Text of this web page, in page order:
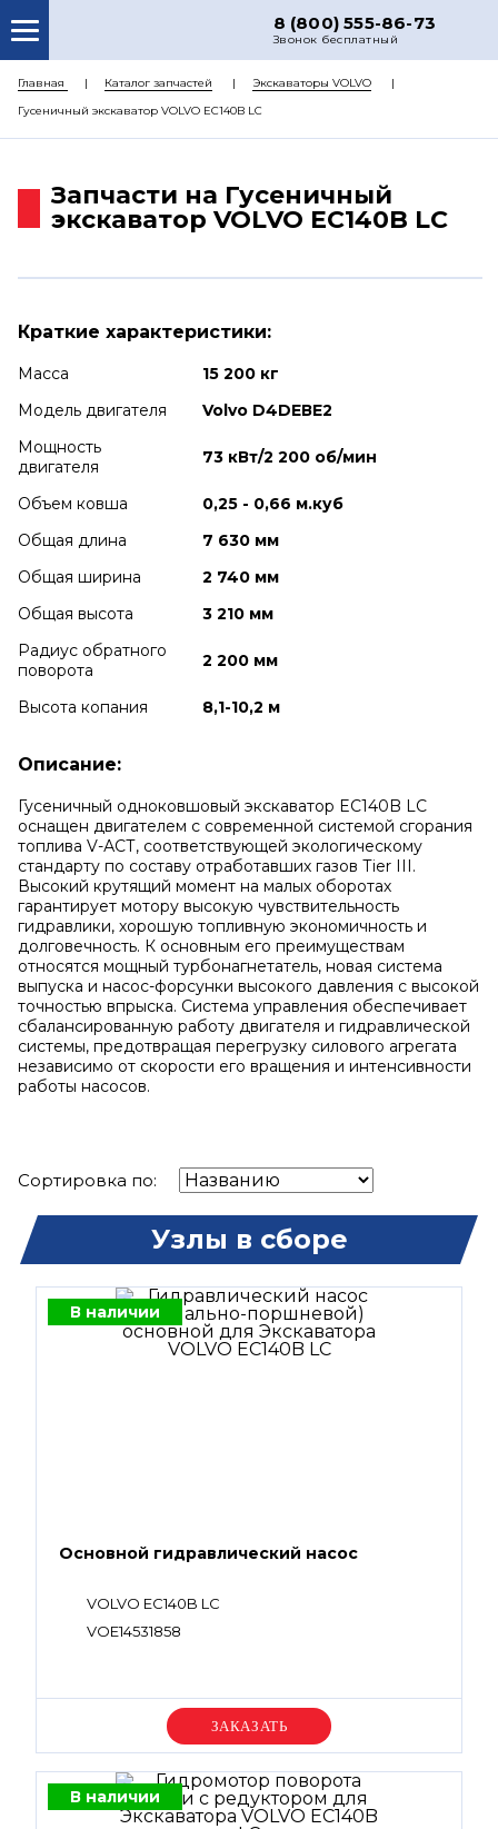
8 (800) 555-86-73
Звонок бесплатный
О НАС
КАТАЛОГ ЗАПЧАСТЕЙ
ДОСТАВКА
Главная Каталог запчастей
Экскаваторы VOLVO
Гусеничный экскаватор VOLVO EC140B LC
Запчасти на Гусеничный
экскаватор VOLVO EC140B LC
Краткие характеристики:
Масса
15 200 кг
Модель двигателя
Volvo D4DEВE2
Мощность
двигателя
73 кВт/2 200 об/мин
Объем ковша
0,25 - 0,66 м.куб
Общая длина
7 630 мм
Общая ширина
2 740 мм
Общая высота
3 210 мм
Радиус обратного
поворота
2 200 мм
Высота копания 8,1-10,2 м
Описание:
Гусеничный одноковшовый экскаватор EC140B LC
оснащен двигателем с современной системой сгорания
топлива V-АСТ, соответствующей экологическому
стандарту по составу отработавших газов Тier III.
Высокий крутящий момент на малых оборотах
гарантирует мотору высокую чувствительность
гидравлики, хорошую топливную экономичность и
долговечность. К основным его преимуществам
относятся мощный турбонагнетатель, новая система
выпуска и насос-форсунки высокого давления с высокой
точностью впрыска. Система управления обеспечивает
сбалансированную работу двигателя и гидравлической
системы, предотвращая перегрузку силового агрегата
независимо от скорости его вращения и интенсивности
работы насосов.
Сортировка по:
Узлы в сборе
В наличии
Основной гидравлический насос
VOLVO EC140B LC
VOE14531858
Уточняйте цену
В наличии